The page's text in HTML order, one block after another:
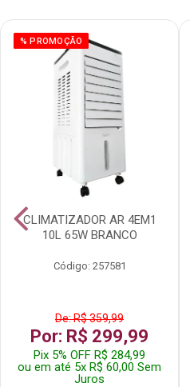
% PROMOÇÃO
CLIMATIZADOR AR 4EM1
10L 65W BRANCO
Código: 257581
De: R$ 359,99
Por: R$ 299,99
Pix 5% OFF R$ 284,99
ou em até 5x R$ 60,00 Sem
Juros